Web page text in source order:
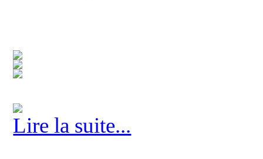
Lire la suite...